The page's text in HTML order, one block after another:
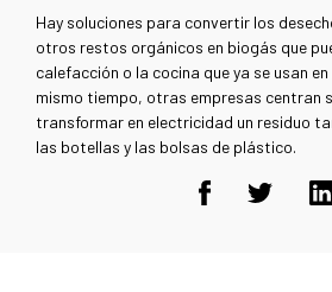
Hay soluciones para convertir los
otros restos orgánicos en biogás que
calefacción o la cocina que ya se usan
mismo tiempo, otras empresas centran
transformar en electricidad un residuo
las botellas y las bolsas de plástico.